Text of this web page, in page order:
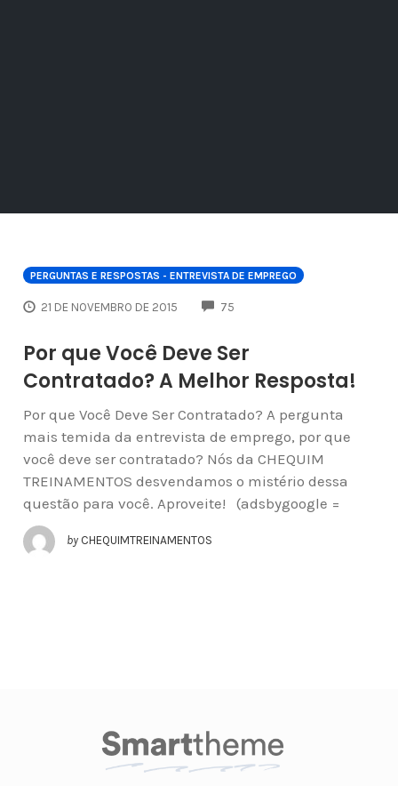
PERGUNTAS E RESPOSTAS - ENTREVISTA DE EMPREGO
21 DE NOVEMBRO DE 2015 75
Por que Você Deve Ser
Contratado? A Melhor Resposta!
Por que Você Deve Ser Contratado? A pergunta
mais temida da entrevista de emprego, por que
você deve ser contratado? Nós da CHEQUIM
TREINAMENTOS desvendamos o mistério dessa
questão para você. Aproveite! (adsbygoogle =
by CHEQUIMTREINAMENTOS